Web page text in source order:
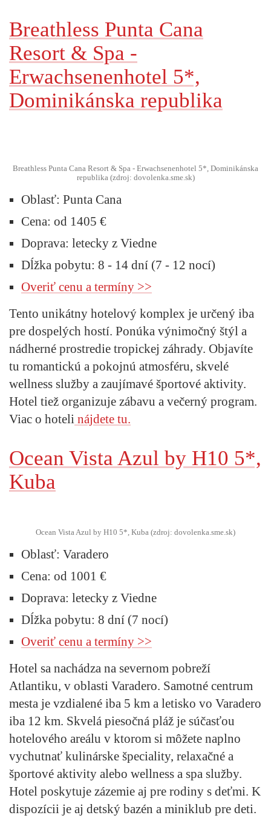
Breathless Punta Cana
Resort & Spa -
Erwachsenenhotel 5*,
Dominikánska republika
Breathless Punta Cana Resort & Spa - Erwachsenenhotel 5*, Dominikánska
republika (zdroj: dovolenka.sme.sk)
Oblasť: Punta Cana
Cena: od 1405 €
Doprava: letecky z Viedne
Dĺžka pobytu: 8 - 14 dní (7 - 12 nocí)
Overiť cenu a termíny >>
Tento unikátny hotelový komplex je určený iba
pre dospelých hostí. Ponúka výnimočný štýl a
nádherné prostredie tropickej záhrady. Objavíte
tu romantickú a pokojnú atmosféru, skvelé
wellness služby a zaujímavé športové aktivity.
Hotel tiež organizuje zábavu a večerný program.
Viac o hoteli nájdete tu.
Ocean Vista Azul by H10 5*,
Kuba
Ocean Vista Azul by H10 5*, Kuba (zdroj: dovolenka.sme.sk)
Oblasť: Varadero
Cena: od 1001 €
Doprava: letecky z Viedne
Dĺžka pobytu: 8 dní (7 nocí)
Overiť cenu a termíny >>
Hotel sa nachádza na severnom pobreží
Atlantiku, v oblasti Varadero. Samotné centrum
mesta je vzdialené iba 5 km a letisko vo Varadero
iba 12 km. Skvelá piesočná pláž je súčasťou
hotelového areálu v ktorom si môžete naplno
vychutnať kulinárske špeciality, relaxačné a
športové aktivity alebo wellness a spa služby.
Hotel poskytuje zázemie aj pre rodiny s deťmi. K
dispozícii je aj detský bazén a miniklub pre deti.